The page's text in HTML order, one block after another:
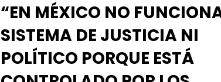
“EN MÉXICO NO
SISTEMA DE JUSTICIA NI
POLÍTICO PORQUE ESTÁ